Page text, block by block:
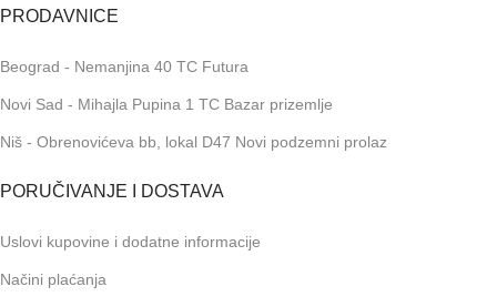
PRODAVNICE
Beograd - Nemanjina 40 TC Futura
Novi Sad - Mihajla Pupina 1 TC Bazar prizemlje
Niš - Obrenovićeva bb, lokal D47 Novi podzemni prolaz
PORUČIVANJE I DOSTAVA
Uslovi kupovine i dodatne informacije
Načini plaćanja